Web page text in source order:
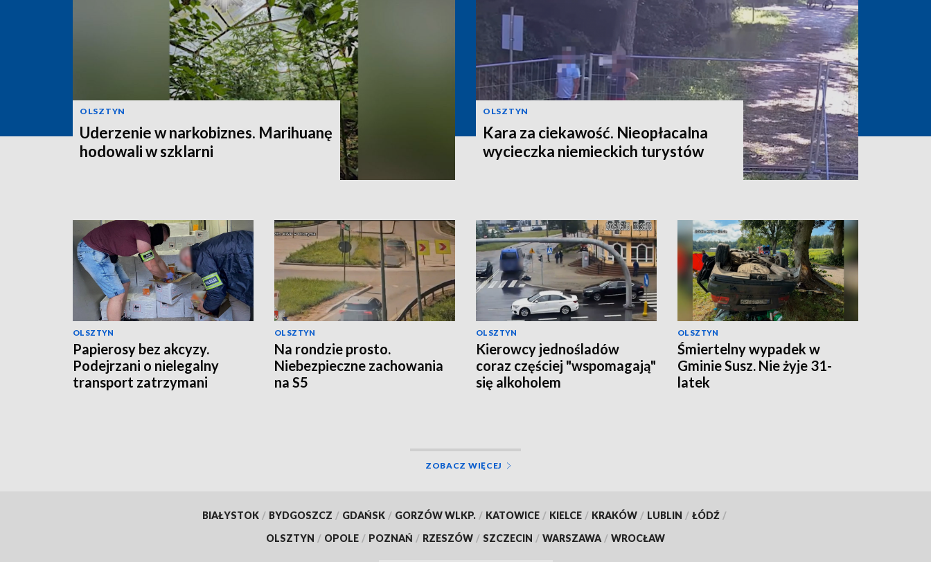
OLSZTYN
Uderzenie w narkobiznes. Marihuanę
hodowali w szklarni
OLSZTYN
Kara za ciekawość. Nieopłacalna
wycieczka niemieckich turystów
OLSZTYN
Papierosy bez akcyzy.
Podejrzani o nielegalny
transport zatrzymani
OLSZTYN
Na rondzie prosto.
Niebezpieczne zachowania
na S5
OLSZTYN
Kierowcy jednośladów
coraz częściej "wspomagają"
się alkoholem
OLSZTYN
Śmiertelny wypadek w
Gminie Susz. Nie żyje 31-
latek
ZOBACZ WIĘCEJ
BIAŁYSTOK / BYDGOSZCZ / GDAŃSK / GORZÓW WLKP. / KATOWICE / KIELCE / KRAKÓW / LUBLIN / ŁÓDŹ /
OLSZTYN / OPOLE / POZNAŃ / RZESZÓW / SZCZECIN / WARSZAWA / WROCŁAW